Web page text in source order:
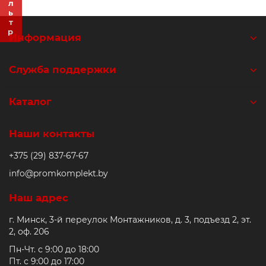
Ролики и колёса
Алюминиевые профили
Вакуумные компоненты
Станочные приспособления
Информация
Служба поддержки
Каталог
Наши контакты
+375 (29) 837-67-67
info@promkomplekt.by
Наш адрес
г. Минск, 3-й переулок Монтажников, д. 3, подъезд 2, эт.
2, оф. 206
Пн-Чт. с 9:00 до 18:00
Пт. с 9:00 до 17:00